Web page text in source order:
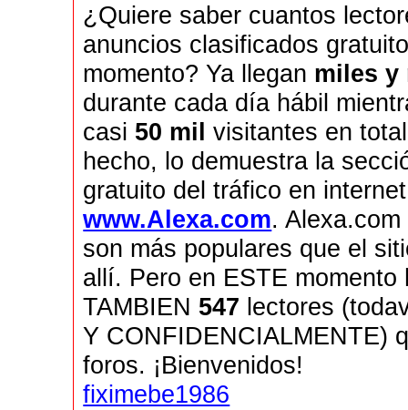
¿Quiere saber cuantos
anuncios clasificados
momento? Ya llegan miles y
durante cada día hábil
casi 50 mil visitantes en
hecho, lo demuestra la
gratuito del tráfico en
www.Alexa.com.
son más populares que el
allí. Pero en ESTE
TAMBIEN 547 lectores
Y CONFIDENCIALMENTE)
foros. ¡Bienvenidos!
fiximebe1986